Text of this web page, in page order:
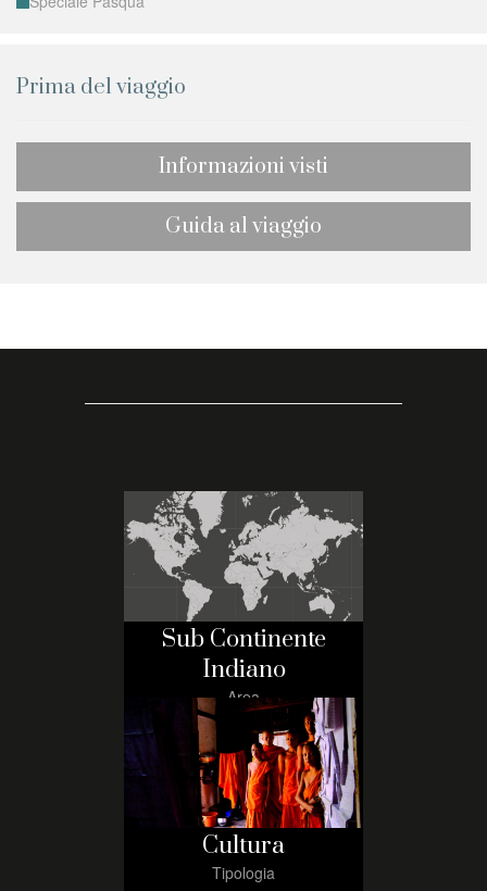
Prima del viaggio
Informazioni visti
Guida al viaggio
Sub Continente
Indiano
Area
Cultura
Tipologia